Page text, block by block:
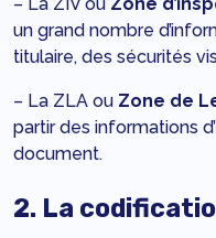
un grand nombre
titulaire, des sécurités
– La ZLA ou Zone de
partir des informations
document.
2. La